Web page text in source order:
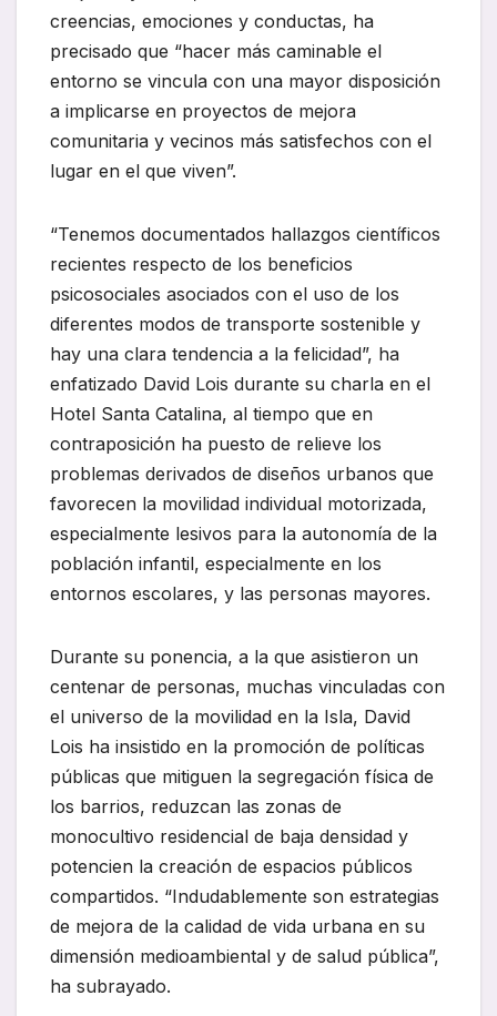
creencias, emociones y conductas, ha
precisado que “hacer más caminable el
entorno se vincula con una mayor disposición
a implicarse en proyectos de mejora
comunitaria y vecinos más satisfechos con el
lugar en el que viven”.
“Tenemos documentados hallazgos científicos
recientes respecto de los beneficios
psicosociales asociados con el uso de los
diferentes modos de transporte sostenible y
hay una clara tendencia a la felicidad”, ha
enfatizado David Lois durante su charla en el
Hotel Santa Catalina, al tiempo que en
contraposición ha puesto de relieve los
problemas derivados de diseños urbanos que
favorecen la movilidad individual motorizada,
especialmente lesivos para la autonomía de la
población infantil, especialmente en los
entornos escolares, y las personas mayores.
Durante su ponencia, a la que asistieron un
centenar de personas, muchas vinculadas con
el universo de la movilidad en la Isla, David
Lois ha insistido en la promoción de políticas
públicas que mitiguen la segregación física de
los barrios, reduzcan las zonas de
monocultivo residencial de baja densidad y
potencien la creación de espacios públicos
compartidos. “Indudablemente son estrategias
de mejora de la calidad de vida urbana en su
dimensión medioambiental y de salud pública”,
ha subrayado.